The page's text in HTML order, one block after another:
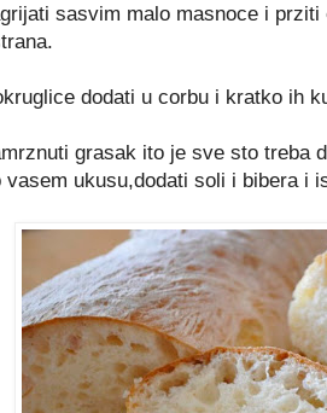
sasvim malo masnoce i
dodati u corbu i kratko ih
grasak ito je sve sto treba
vasem ukusu,dodati soli i bibera i